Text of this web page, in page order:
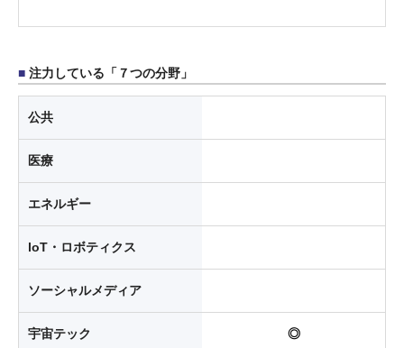
注力している「７つの分野」
公共
医療
エネルギー
loT・ロボティクス
ソーシャルメディア
宇宙テック ◎